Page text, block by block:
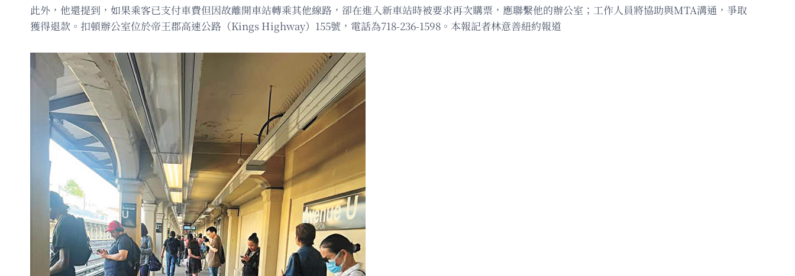
此外，他還提到，如果乘客已支付車費但因故離開車站轉乘其他線路，卻在進入新車站時被要求再次購票，應聯繫他的辦公室；工作人員將協助與MTA溝通，爭取
獲得退款。扣頓辦公室位於帝王郡高速公路（Kings Highway）155號，電話為718-236-1598。本報記者林意善紐約報道